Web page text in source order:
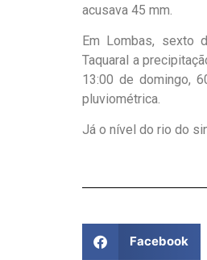
acusava 45 mm.
Em Lombas, sexto
Taquaral a
13:00 de domingo,
pluviométrica.
Já o nível do rio do
Facebook